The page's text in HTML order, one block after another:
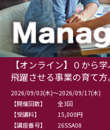
【オンライン】０から
飛躍させる事業の育て方
2026/09/03(木)～2026/09/17(木)
【開催回数】
全3回
【受講料】
15,000円
【講座番号】
26SSA08